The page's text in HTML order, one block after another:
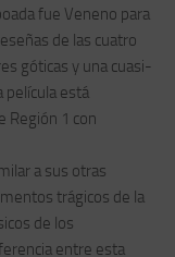
fue Veneno para
de las cuatro
góticas y una cuasi-
película está
Región 1 con
a sus otras
trágicos de la
de los
entre esta